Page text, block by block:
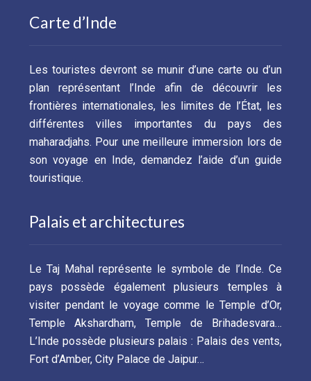
Carte d’Inde
Les touristes devront se munir d’une carte ou d’un
plan représentant l’Inde afin de découvrir les
frontières internationales, les limites de l’État, les
différentes villes importantes du pays des
maharadjahs. Pour une meilleure immersion lors de
son voyage en Inde, demandez l’aide d’un guide
touristique.
Palais et architectures
Le Taj Mahal représente le symbole de l’Inde. Ce
pays possède également plusieurs temples à
visiter pendant le voyage comme le Temple d’Or,
Temple Akshardham, Temple de Brihadesvara…
L’Inde possède plusieurs palais : Palais des vents,
Fort d’Amber, City Palace de Jaipur…